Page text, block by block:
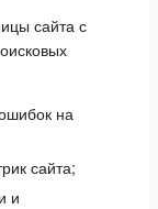
сайта с
на
сайта;
и